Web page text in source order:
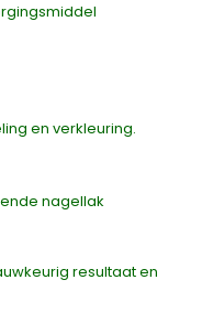
en verkleuring.
nagellak
resultaat en